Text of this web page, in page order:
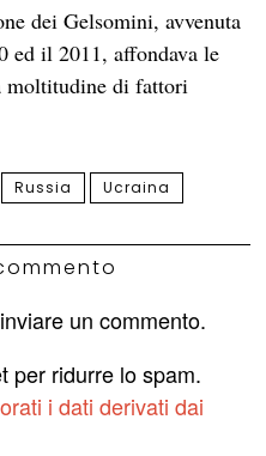
dei Gelsomini, avvenuta
ed il 2011, affondava le
moltitudine di fattori
Russia Ucraina
un commento.
per ridurre lo spam.
i dati derivati dai